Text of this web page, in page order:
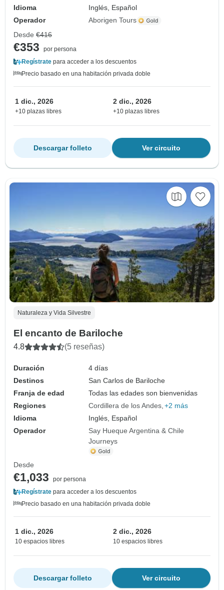
Idioma
Inglés, Español
Operador
Aborigen Tours
Desde €416
€353
por persona
Regístrate para acceder a los descuentos
Precio basado en una habitación privada doble
1 dic., 2026
+10 plazas libres
2 dic., 2026
+10 plazas libres
Ver circuito
Descargar folleto
Naturaleza y Vida Silvestre
El encanto de Bariloche
4.8 (5 reseñas)
Duración
4 días
Destinos
San Carlos de Bariloche
Franja de edad
Todas las edades son bienvenidas
Regiones
Cordillera de los Andes +2 más
Idioma
Inglés, Español
Operador
Say Hueque Argentina & Chile
Journeys
Desde
€1,033
por persona
Regístrate para acceder a los descuentos
Precio basado en una habitación privada doble
1 dic., 2026
10 espacios libres
2 dic., 2026
10 espacios libres
Ver circuito
Descargar folleto